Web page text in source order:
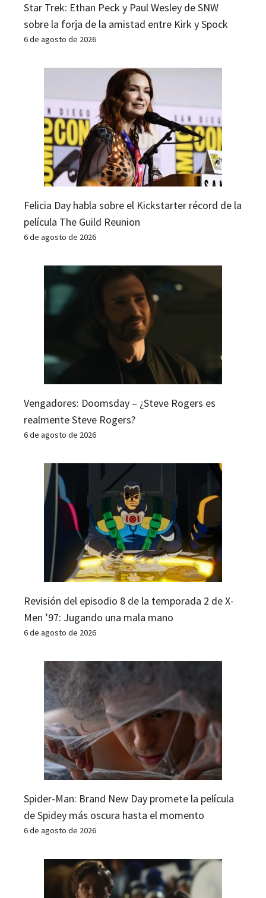
Star Trek: Ethan Peck y Paul Wesley de SNW
sobre la forja de la amistad entre Kirk y Spock
6 de agosto de 2026
Felicia Day habla sobre el Kickstarter récord de la
película The Guild Reunion
6 de agosto de 2026
Vengadores: Doomsday – ¿Steve Rogers es
realmente Steve Rogers?
6 de agosto de 2026
Revisión del episodio 8 de la temporada 2 de X-
Men ’97: Jugando una mala mano
6 de agosto de 2026
Spider-Man: Brand New Day promete la película
de Spidey más oscura hasta el momento
6 de agosto de 2026